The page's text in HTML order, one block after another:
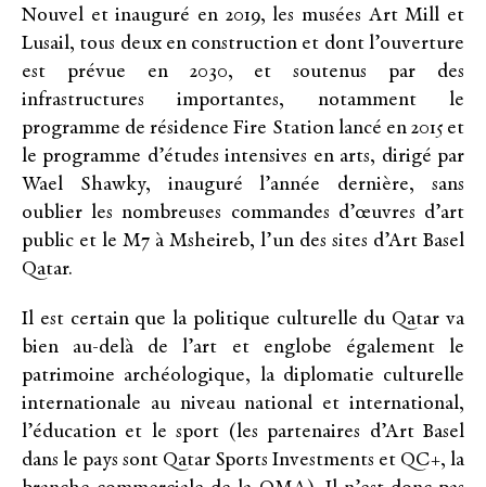
Nouvel et inauguré en 2019, les musées Art Mill et
Lusail, tous deux en construction et dont l’ouverture
est prévue en 2030, et soutenus par des
infrastructures importantes, notamment le
programme de résidence Fire Station lancé en 2015 et
le programme d’études intensives en arts, dirigé par
Wael Shawky, inauguré l’année dernière, sans
oublier les nombreuses commandes d’œuvres d’art
public et le M7 à Msheireb, l’un des sites d’Art Basel
Qatar.
Il est certain que la politique culturelle du Qatar va
bien au-delà de l’art et englobe également le
patrimoine archéologique, la diplomatie culturelle
internationale au niveau national et international,
l’éducation et le sport (les partenaires d’Art Basel
dans le pays sont Qatar Sports Investments et QC+, la